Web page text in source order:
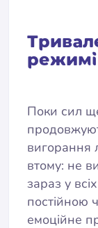
режимі
Поки сил
вигорання
втому: не
зараз у
постійною
емоційне